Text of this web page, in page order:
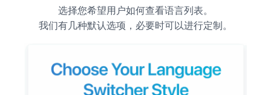
选择您希望用户如何查看语言列表。
我们有几种默认选项，必要时可以进行定制。